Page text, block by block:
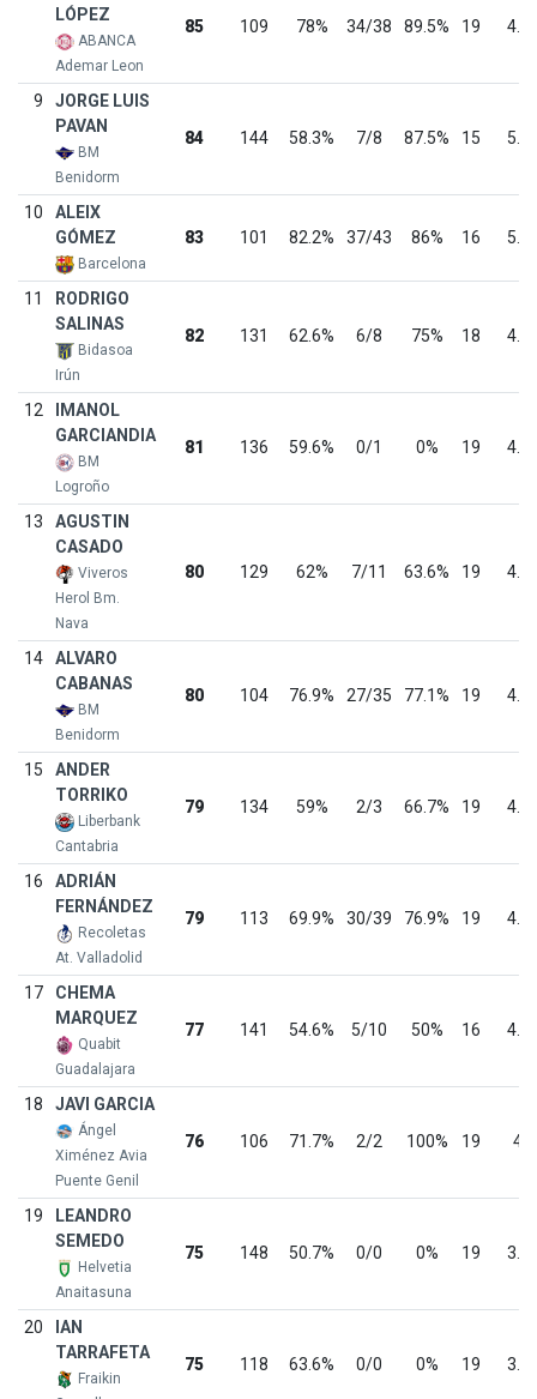
LÓPEZ
ABANCA
Ademar Leon
85 109 78% 34/38 89.5% 19 4.5
9
JORGE LUIS
PAVAN
BM
Benidorm
84 144 58.3% 7/8 87.5% 15 5.6
10
ALEIX
GÓMEZ
Barcelona
83 101 82.2% 37/43 86% 16 5.2
11
RODRIGO
SALINAS
Bidasoa
Irún
82 131 62.6% 6/8 75% 18 4.6
12
IMANOL
GARCIANDIA
BM
Logroño
81 136 59.6% 0/1 0% 19 4.3
13
AGUSTIN
CASADO
Viveros
Herol Bm.
Nava
80 129 62% 7/11 63.6% 19 4.2
14
ALVARO
CABANAS
BM
Benidorm
80 104 76.9% 27/35 77.1% 19 4.2
15
ANDER
TORRIKO
Liberbank
Cantabria
79 134 59% 2/3 66.7% 19 4.2
16
ADRIÁN
FERNÁNDEZ
Recoletas
At. Valladolid
79 113 69.9% 30/39 76.9% 19 4.2
17
CHEMA
MARQUEZ
Quabit
Guadalajara
77 141 54.6% 5/10 50% 16 4.8
18 JAVI GARCIA
Ángel
Ximénez Avia
Puente Genil
76 106 71.7% 2/2 100% 19 4
19
LEANDRO
SEMEDO
Helvetia
Anaitasuna
75 148 50.7% 0/0 0% 19 3.9
20
IAN
TARRAFETA
Fraikin
75 118 63.6% 0/0 0% 19 3.9